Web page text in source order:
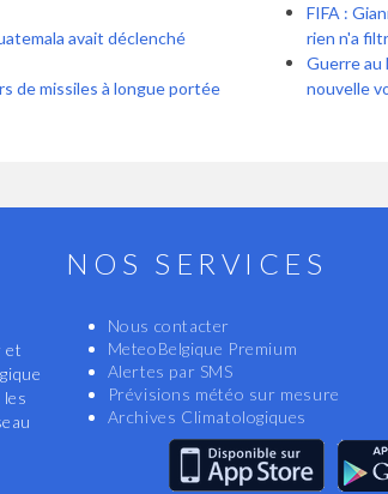
avait déclenché
de missiles à longue portée
FIFA :
rien n'a
Guerre au
nouvelle
et
NOS SERVICES
Nous contacter
MeteoBelgique Premium
Alertes par SMS
Prévisions météo sur mesure
Archives Climatologiques